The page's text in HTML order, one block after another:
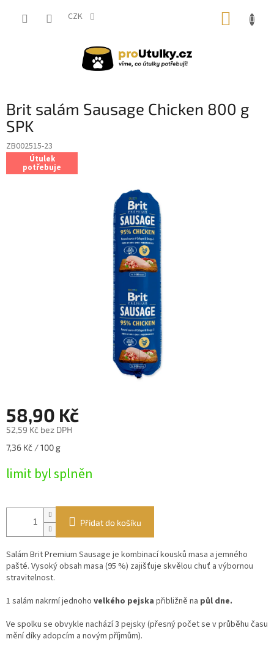
CZK
Brit salám Sausage Chicken 800 g
SPK
ZB002515-23
Útulek
potřebuje
58,90 Kč
52,59 Kč bez DPH
Měrná
7,36 Kč / 100 g
limit byl splněn
Přidat do košíku
Salám Brit Premium Sausage je kombinací kousků masa a jemného
pašté. Vysoký obsah masa (95 %) zajišťuje skvělou chuť a výbornou
stravitelnost.
1 salám nakrmí jednoho velkého pejska přibližně na půl dne.
Ve spolku se obvykle nachází 3 pejsky (přesný počet se v průběhu času
mění díky adopcím a novým příjmům).